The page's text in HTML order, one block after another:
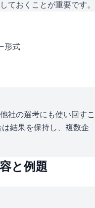
ておくことが重要です。
形式
社の選考にも使い回すこ
結果を保持し、複数企
と例題